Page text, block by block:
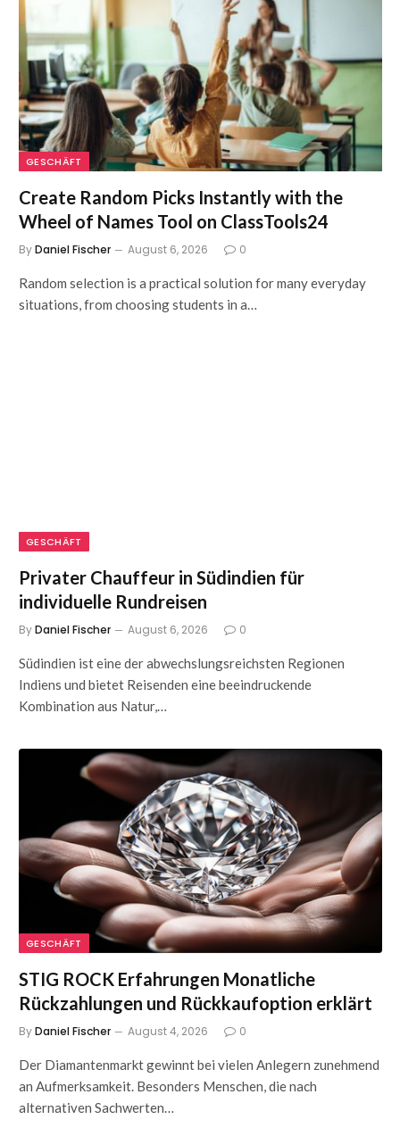
GESCHÄFT
Create Random Picks Instantly with the
Wheel of Names Tool on ClassTools24
ByDaniel Fischer August 6, 2026 0
Random selection is a practical solution for many everyday
situations, from choosing students in a…
GESCHÄFT
Privater Chauffeur in Südindien für
individuelle Rundreisen
ByDaniel Fischer August 6, 2026 0
Südindien ist eine der abwechslungsreichsten Regionen
Indiens und bietet Reisenden eine beeindruckende
Kombination aus Natur,…
GESCHÄFT
STIG ROCK Erfahrungen Monatliche
Rückzahlungen und Rückkaufoption erklärt
ByDaniel Fischer August 4, 2026 0
Der Diamantenmarkt gewinnt bei vielen Anlegern zunehmend
an Aufmerksamkeit. Besonders Menschen, die nach
alternativen Sachwerten…